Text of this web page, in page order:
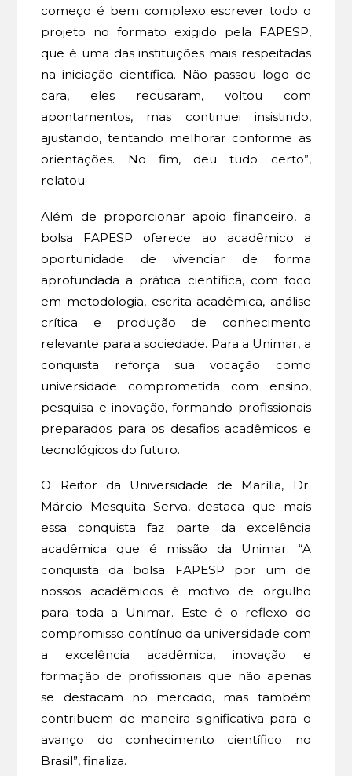
começo é bem complexo escrever todo o
projeto no formato exigido pela FAPESP,
que é uma das instituições mais respeitadas
na iniciação científica. Não passou logo de
cara, eles recusaram, voltou com
apontamentos, mas continuei insistindo,
ajustando, tentando melhorar conforme as
orientações. No fim, deu tudo certo”,
relatou.
Além de proporcionar apoio financeiro, a
bolsa FAPESP oferece ao acadêmico a
oportunidade de vivenciar de forma
aprofundada a prática científica, com foco
em metodologia, escrita acadêmica, análise
crítica e produção de conhecimento
relevante para a sociedade. Para a Unimar, a
conquista reforça sua vocação como
universidade comprometida com ensino,
pesquisa e inovação, formando profissionais
preparados para os desafios acadêmicos e
tecnológicos do futuro.
O Reitor da Universidade de Marília, Dr.
Márcio Mesquita Serva, destaca que mais
essa conquista faz parte da excelência
acadêmica que é missão da Unimar. “A
conquista da bolsa FAPESP por um de
nossos acadêmicos é motivo de orgulho
para toda a Unimar. Este é o reflexo do
compromisso contínuo da universidade com
a excelência acadêmica, inovação e
formação de profissionais que não apenas
se destacam no mercado, mas também
contribuem de maneira significativa para o
avanço do conhecimento científico no
Brasil”, finaliza.